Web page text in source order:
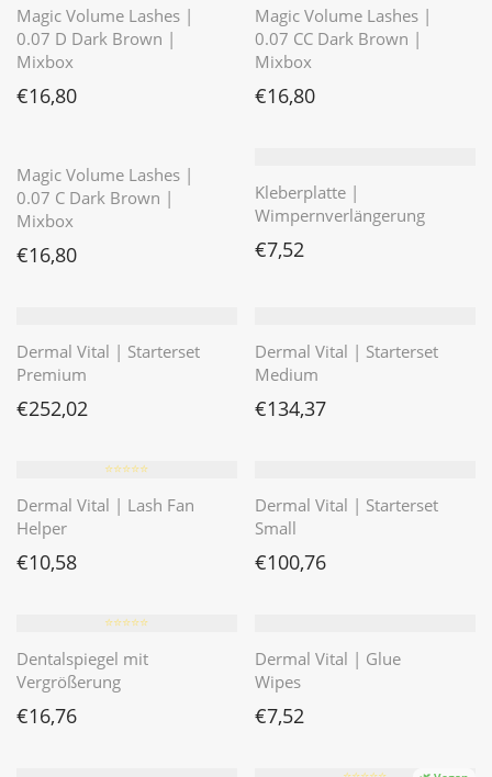
Magic Volume Lashes |
0.07 D Dark Brown |
Mixbox
€16,80
Magic Volume Lashes |
0.07 CC Dark Brown |
Mixbox
€16,80
Magic Volume Lashes |
0.07 C Dark Brown |
Mixbox
€16,80
Kleberplatte |
Wimpernverlängerung
€7,52
Dermal Vital | Starterset
Premium
€252,02
Dermal Vital | Starterset
Medium
€134,37
⭐️⭐️⭐️⭐️⭐️
Dermal Vital | Lash Fan
Helper
€10,58
Dermal Vital | Starterset
Small
€100,76
⭐️⭐️⭐️⭐️⭐️
Dentalspiegel mit
Vergrößerung
€16,76
Dermal Vital | Glue
Wipes
€7,52